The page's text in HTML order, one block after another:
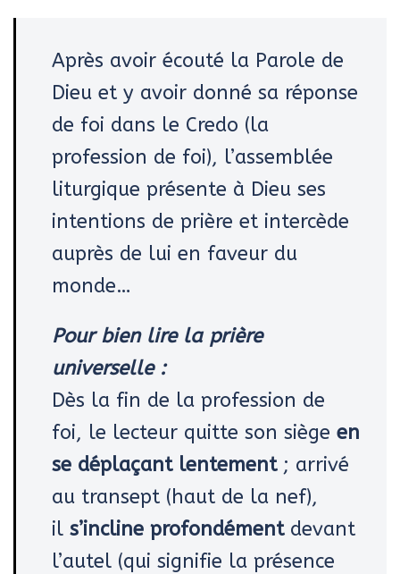
Après avoir écouté la Parole de
Dieu et y avoir donné sa réponse
de foi dans le Credo (la
profession de foi), l’assemblée
liturgique présente à Dieu ses
intentions de prière et intercède
auprès de lui en faveur du
monde…
Pour bien lire la prière
universelle :
Dès la fin de la profession de
foi, le lecteur quitte son siège en
se déplaçant lentement ; arrivé
au transept (haut de la nef),
il s’incline profondémentdevant
l’autel (qui signifie la présence